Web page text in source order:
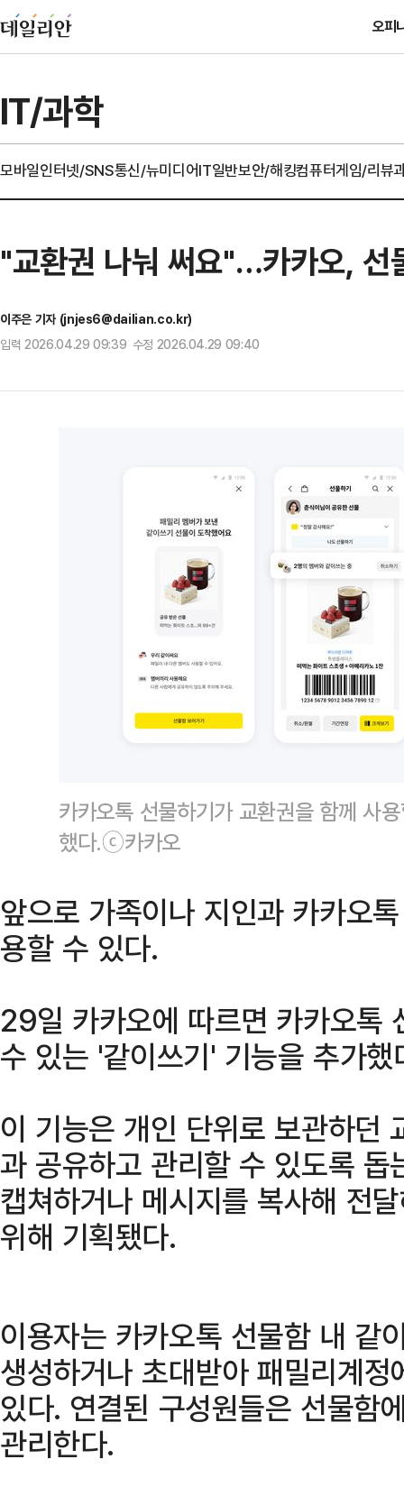
오피
IT/과학
모바일인터넷/SNS통신/뉴미디어IT일반보안/해킹컴퓨터게임/리뷰
"교환권 나눠 써요"…카카오, 선
이주은 기자 (jnjes6@dailian.co.kr)
입력 2026.04.29 09:39 수정 2026.04.29 09:40
카카오톡 선물하기가 교환권을 함께 사
했다.ⓒ카카오
앞으로 가족이나 지인과 카카오
용할 수 있다.
29일 카카오에 따르면 카카오톡
수 있는 '같이쓰기' 기능을 추가했
이 기능은 개인 단위로 보관하던
과 공유하고 관리할 수 있도록
캡쳐하거나 메시지를 복사해 전
위해 기획됐다.
이용자는 카카오톡 선물함 내 같
생성하거나 초대받아 패밀리계
있다. 연결된 구성원들은 선물함
관리한다.